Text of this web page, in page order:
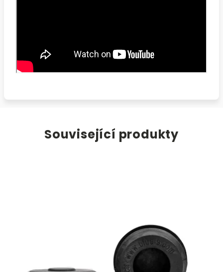
Související produkty